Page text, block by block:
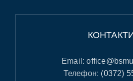
Email:
Телефон: (0372)